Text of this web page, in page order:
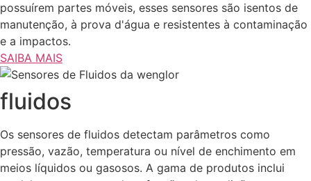
possuírem partes móveis, esses sensores são isentos de
manutenção, à prova d'água e resistentes à contaminação
e a impactos.
SAIBA MAIS
fluidos
Os sensores de fluidos detectam parâmetros como
pressão, vazão, temperatura ou nível de enchimento em
meios líquidos ou gasosos. A gama de produtos inclui